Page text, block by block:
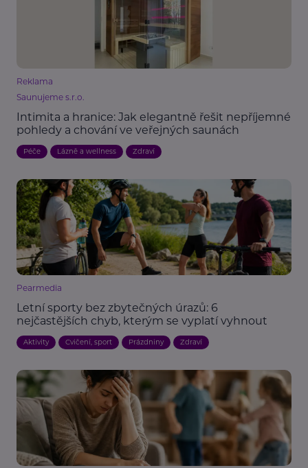
Reklama
Saunujeme s.r.o.
Intimita a hranice: Jak elegantně řešit nepříjemné
pohledy a chování ve veřejných saunách
Péče Lázně a wellness Zdraví
Pearmedia
Letní sporty bez zbytečných úrazů: 6
nejčastějších chyb, kterým se vyplatí vyhnout
Aktivity Cvičení, sport Prázdniny Zdraví